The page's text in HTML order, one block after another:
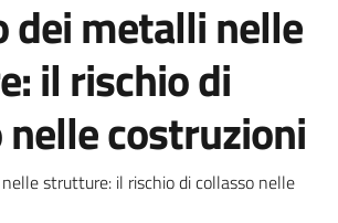
dei metalli nelle
il rischio di
costruzioni
strutture: il rischio di collasso nelle